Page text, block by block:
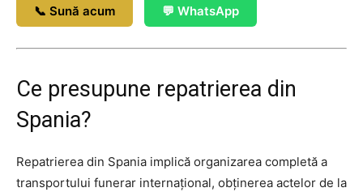
📞 Sună acum 💬 WhatsApp
Ce presupune repatrierea din
Spania?
Repatrierea din Spania implică organizarea completă a
transportului funerar internațional, obținerea actelor de la